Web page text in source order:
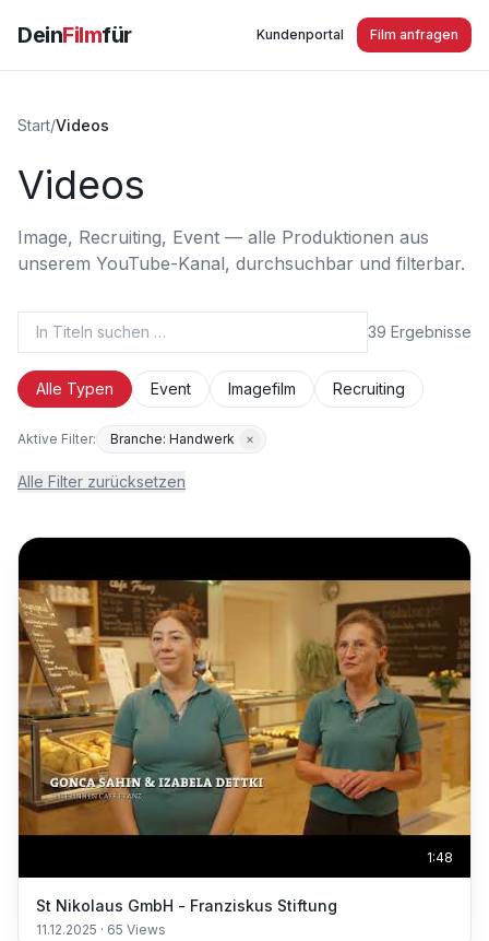
DeinFilmfür Kundenportal Film anfragen
Start/Videos
Videos
Image, Recruiting, Event — alle Produktionen aus
unserem YouTube-Kanal, durchsuchbar und filterbar.
39 Ergebnisse
Alle Typen Event Imagefilm Recruiting
Aktive Filter: Branche: Handwerk ×
Alle Filter zurücksetzen
1:48
St Nikolaus GmbH - Franziskus Stiftung
11.12.2025 · 65 Views